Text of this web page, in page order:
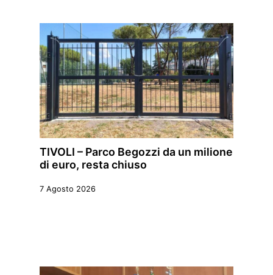
TIVOLI – Parco Begozzi da un milione
di euro, resta chiuso
7 Agosto 2026